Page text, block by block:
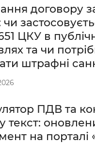
договору
чи
651 ЦКУ в
та чи
штрафні
ПДВ та
текст:
на порталі